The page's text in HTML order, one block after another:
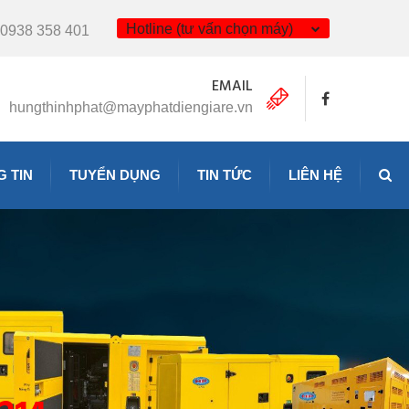
Hotline (tư vấn chọn máy)
0938 358 401
EMAIL
hungthinhphat@mayphatdiengiare.vn
TIN TUYỂN DỤNG TIN TỨC LIÊN HỆ